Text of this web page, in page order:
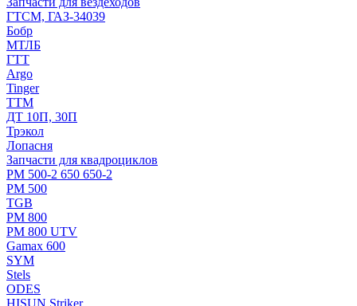
ГТСМ, ГАЗ-34039
Бобр
МТЛБ
ГТТ
Argo
Tinger
ТТМ
ДТ 10П, 30П
Трэкол
Лопасня
Запчасти для квадроциклов
РМ 500-2 650 650-2
РМ 500
TGB
РМ 800
РМ 800 UTV
Gamax 600
SYM
Stels
ОDЕS
HISUN Striker